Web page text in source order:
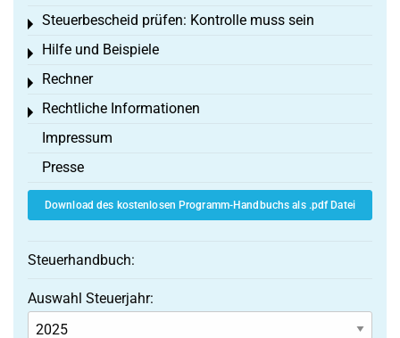
Steuerbescheid prüfen: Kontrolle muss sein
Toggle menu
Hilfe und Beispiele
Toggle menu
Rechner
Toggle menu
Rechtliche Informationen
Toggle menu
Impressum
Presse
Download des kostenlosen Programm-Handbuchs als .pdf Datei
Steuerhandbuch:
Auswahl Steuerjahr: